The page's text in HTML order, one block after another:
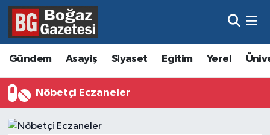
Gündem Asayiş Siyaset Eğitim Yerel
Nöbetçi Eczaneler
Asayiş
Eğitim
Ekonomi
Hava Durumu
Trafik Durumu
Süper Lig Puan Durumu ve Fikstür